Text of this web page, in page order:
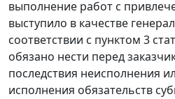
выполнение работ с
выступило в качестве
соответствии с пунктом 3
обязано нести перед
последствия неисполнения
исполнения обязательств